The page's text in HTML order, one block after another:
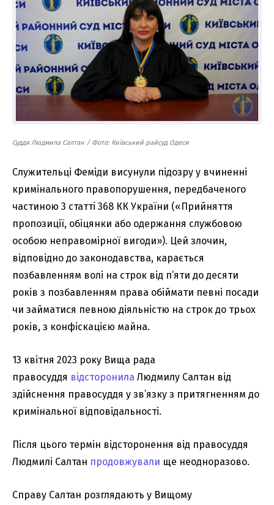
Суддя Людмила Салтан / Фото: Київський райсуд Одеси
Служительці Феміди висунули підозру у вчиненні
кримінального правопорушення, передбаченого
частиною 3 статті 368 КК України («Прийняття
пропозиції, обіцянки або одержання службовою
особою неправомірної вигоди»). Цей злочин,
відповідно до законодавства, карається
позбавленням волі на строк від п’яти до десяти
років з позбавленням права обіймати певні посади
чи займатися певною діяльністю на строк до трьох
років, з конфіскацією майна.
13 квітня 2023 року Вища рада
правосуддя відсторонила Людмилу Салтан від
здійснення правосуддя у зв’язку з притягненням до
кримінальної відповідальності.
Після цього термін відсторонення від правосуддя
Людмилі Салтан продовжували ще неодноразово.
Справу Салтан розглядають у Вищому